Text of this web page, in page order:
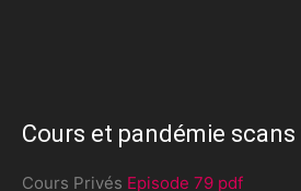
Cours et pandémie
Cours Privés Episode 79 pdf